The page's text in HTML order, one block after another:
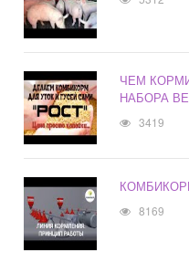
ЧЕМ
НАБОРА
3419
8169